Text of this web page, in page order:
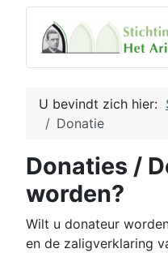
U bevindt zich hier:
Donatie
Donaties /
worden?
Wilt u donateur
en de zaligverklaring